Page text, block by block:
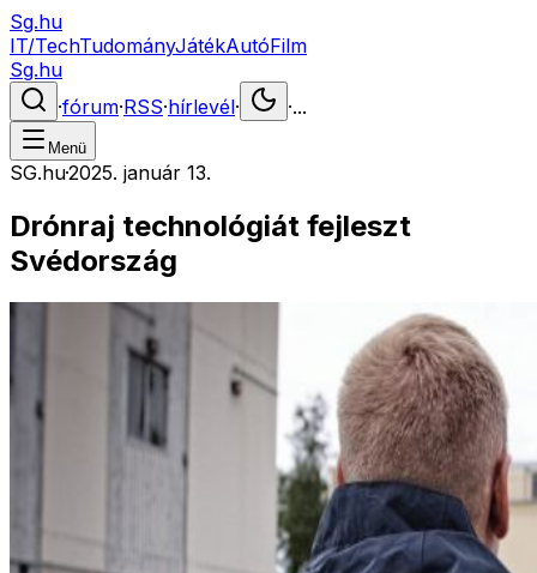
Sg.hu
IT/TechTudományJátékAutóFilm
Sg.hu
·fórum·RSS·hírlevél· ·...
Menü
SG.hu·2025. január 13.
Drónraj technológiát fejleszt
Svédország